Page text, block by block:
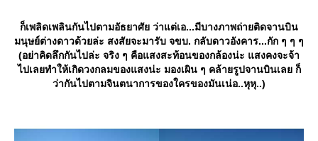
ก็เพลิดเพลินกันไปตามอัธยาศัย ว่าแต่เอ...มีบางภาพถ่ายติดจานบิน
มนุษย์ต่างดาวด้วยล่ะ สงสัยจะมารับ จขบ. กลับดาวอังคาร...กัก ๆ ๆ ๆ
(อย่าคิดลึกกันไปล่ะ จริง ๆ คือแสงสะท้อนของกล้องน่ะ แสงคงจะจ้า
ไปเลยทำให้เกิดวงกลมของแสงน่ะ มองเผิน ๆ คล้ายรูปจานบินเลย ก็
ว่ากันไปตามจินตนาการของใครของมันเน่อ..หุหุ..)